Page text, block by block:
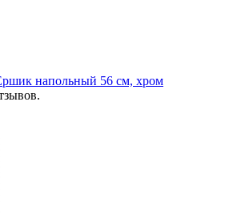
напольный 56 см, хром